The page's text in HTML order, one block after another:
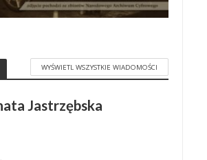
WYŚWIETL WSZYSTKIE WIADOMOŚCI
Jastrzębska